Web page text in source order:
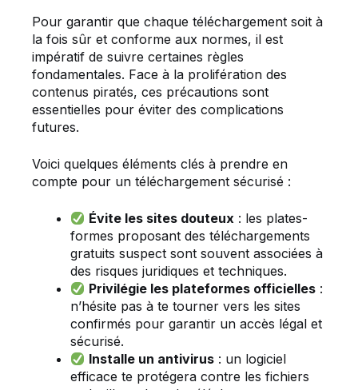
Pour garantir que chaque téléchargement soit à
la fois sûr et conforme aux normes, il est
impératif de suivre certaines règles
fondamentales. Face à la prolifération des
contenus piratés, ces précautions sont
essentielles pour éviter des complications
futures.
Voici quelques éléments clés à prendre en
compte pour un téléchargement sécurisé :
Évite les sites douteux : les plates-
formes proposant des téléchargements
gratuits suspect sont souvent associées à
des risques juridiques et techniques.
Privilégie les plateformes officielles :
n’hésite pas à te tourner vers les sites
confirmés pour garantir un accès légal et
sécurisé.
Installe un antivirus : un logiciel
efficace te protégera contre les fichiers